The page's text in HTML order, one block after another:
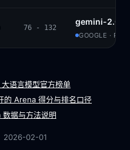
76 - 132
gemini-2.0-
GOOGLE ·
语言模型官方榜单
的 Arena 得分与排名口径
据与方法说明
2026-02-01